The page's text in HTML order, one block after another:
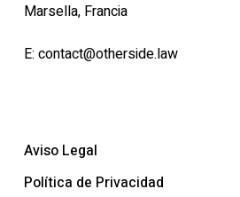
Marsella, Francia
E: contact@otherside.law
Aviso Legal
Política de Privacidad